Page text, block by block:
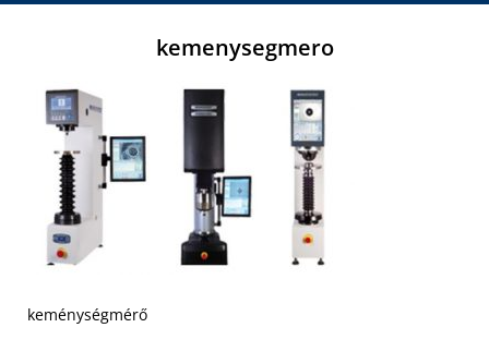
kemenysegmero
keménységmérő